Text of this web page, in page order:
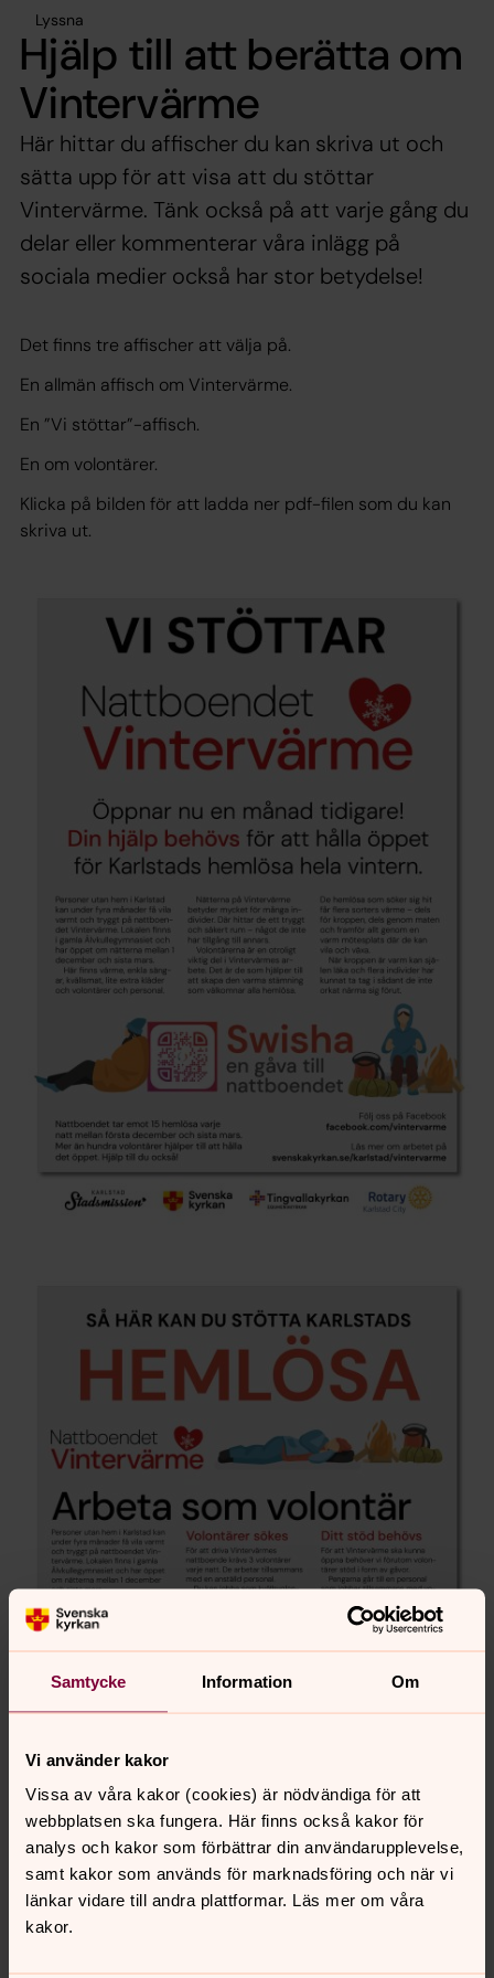
Samtycke Information Om
Vi använder kakor
Vissa av våra kakor (cookies) är nödvändiga för att
webbplatsen ska fungera. Här finns också kakor för
analys och kakor som förbättrar din användarupplevelse,
samt kakor som används för marknadsföring och när vi
länkar vidare till andra plattformar. Läs mer om våra
kakor.
Lyssna
Hjälp till att berätta om
Vintervärme
Här hittar du affischer du kan skriva ut och
sätta upp för att visa att du stöttar
Vintervärme. Tänk också på att varje gång du
delar eller kommenterar våra inlägg på
sociala medier också har stor betydelse!
Det finns tre affischer att välja på.
En allmän affisch om Vintervärme.
En ”Vi stöttar”-affisch.
En om volontärer.
Klicka på bilden för att ladda ner pdf-filen som du kan
skriva ut.